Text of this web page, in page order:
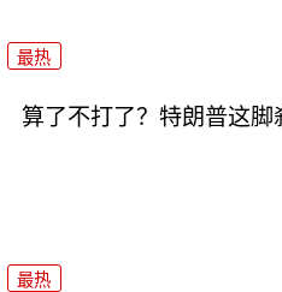
最热
算了不打了？特朗普这
最热